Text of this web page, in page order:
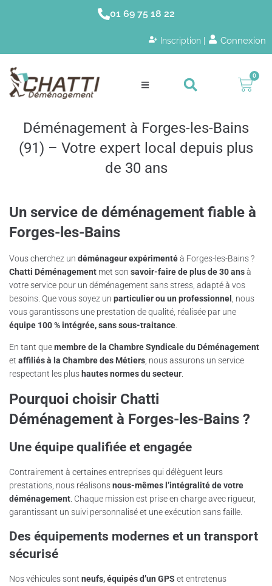
01 69 75 18 22
Inscription | Connexion
0
Déménagement à Forges-les-Bains
(91) – Votre expert local depuis plus
de 30 ans
Un service de déménagement fiable à
Forges-les-Bains
Vous cherchez un déménageur expérimentéà Forges-les-Bains ?
Chatti Déménagement met son savoir-faire de plus de 30 ansà
votre service pour un déménagement sans stress, adapté à vos
besoins. Que vous soyez un particulier ou un professionnel
, nous
vous garantissons une prestation de qualité, réalisée par une
équipe 100 % intégrée, sans sous-traitance
En tant quemembre de la Chambre Syndicale du Déménagement
et affiliés à la Chambre des Métiers , nous assurons un service
respectant les plus hautes normes du secteur
Pourquoi choisir Chatti
Déménagement à Forges-les-Bains ?
Une équipe qualifiée et engagée
Contrairement à certaines entreprises qui délèguent leurs
prestations, nous réalisonsnous-mêmes l’intégralité de votre
déménagement . Chaque mission est prise en charge avec rigueur,
garantissant un suivi personnalisé et une exécution sans faille.
Des équipements modernes et un transport
sécurisé
Nos véhicules sont neufs, équipés d’un GPS et entretenus